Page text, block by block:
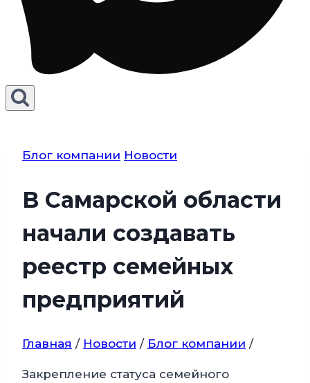
Блог компании Новости
В Самарской области
начали создавать
реестр семейных
предприятий
Главная / Новости / Блог компании /
Закрепление статуса семейного